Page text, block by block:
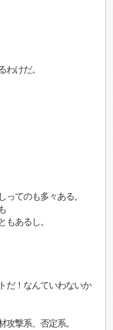
けだ。
てのも多々ある。
あるし。
だ！なんていわないか
撃系、否定系。